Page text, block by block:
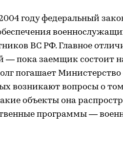
году федеральный
ВС РФ. Главное
— пока заемщик состоит
погашает
возникают вопросы о
объекты она
программы —